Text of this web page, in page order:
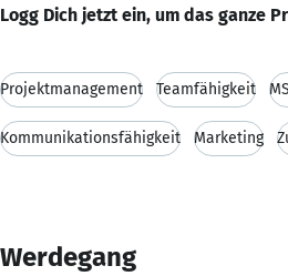
Logg Dich jetzt ein, um das ganze
Projektmanagement Teamfähigkeit
Kommunikationsfähigkeit Marketing
Werdegang